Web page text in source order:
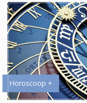
Horoscoop +